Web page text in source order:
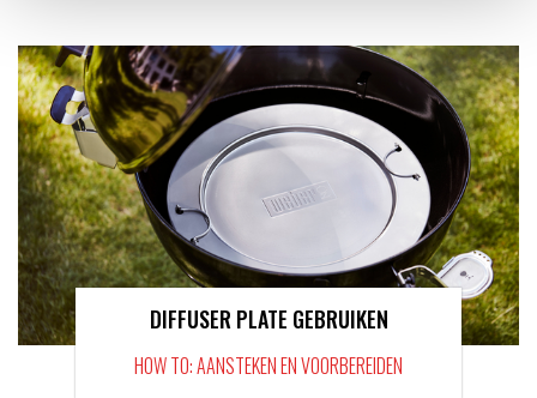
DIFFUSER PLATE GEBRUIKEN
HOW TO: AANSTEKEN EN VOORBEREIDEN